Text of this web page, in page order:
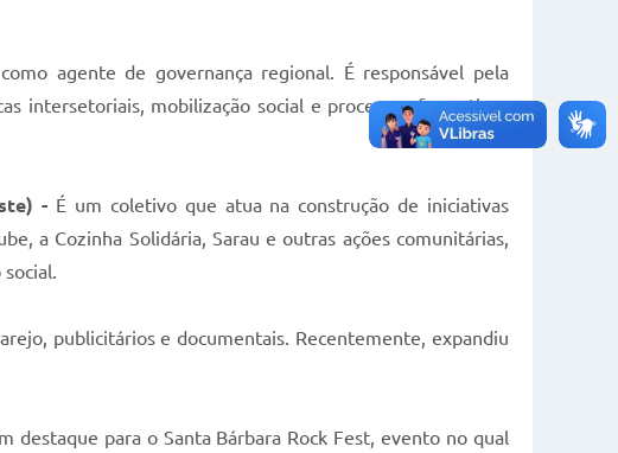
agente de governança regional. É responsável pela
intersetoriais, mobilização social e processos formativos
- É um coletivo que atua na construção de iniciativas
a Cozinha Solidária, Sarau e outras ações comunitárias,
publicitários e documentais. Recentemente, expandiu
destaque para o Santa Bárbara Rock Fest, evento no qual